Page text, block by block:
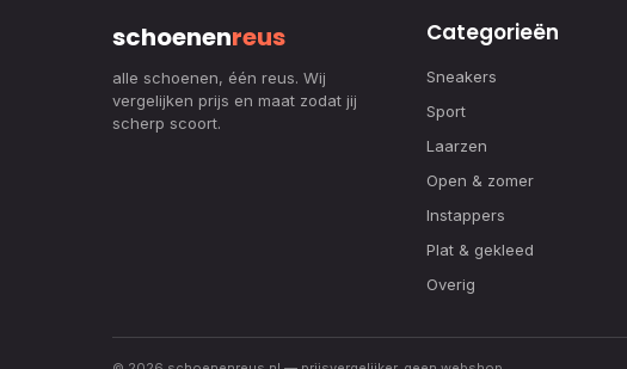
schoenenreus
alle schoenen, één reus. Wij
vergelijken prijs en maat zodat jij
scherp scoort.
Categorieën
Sneakers
Sport
Laarzen
Open & zomer
Instappers
Plat & gekleed
Overig